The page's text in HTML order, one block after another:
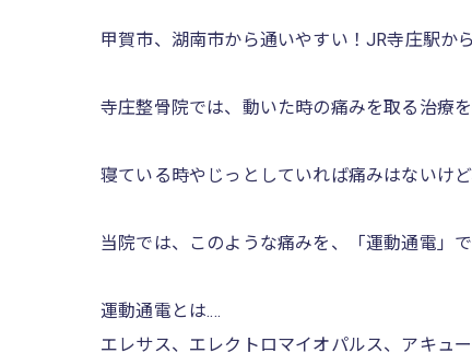
甲賀市、湖南市から通いやすい！JR寺庄駅か
寺庄整骨院では、動いた時の痛みを取る治療を
寝ている時やじっとしていれば痛みはないけ
当院では、このような痛みを、「運動通電」
運動通電とは....
エレサス、エレクトロマイオパルス、アキュ